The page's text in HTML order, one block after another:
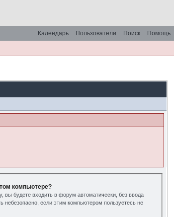
Помощь
Поиск
Пользователи
Календарь
компьютере?
вы будете входить в форум автоматически, без ввода
небезопасно, если этим компьютером пользуетесь не